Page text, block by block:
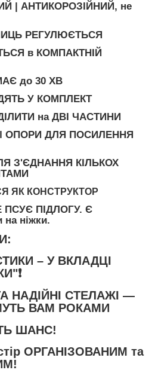
| АНТИКОРОЗІЙНИЙ, не
РЕГУЛЮЄТЬСЯ
в КОМПАКТНІЙ
до 30 ХВ
У КОМПЛЕКТ
наДВІ ЧАСТИНИ
ОПОРИ ДЛЯ ПОСИЛЕННЯ
З'ЄДНАННЯ КІЛЬКОХ
ЯК КОНСТРУКТОР
ПСУЄ ПІДЛОГУ. Є
на ніжки.
– У ВКЛАДЦІ
НАДІЙНІ СТЕЛАЖІ —
ВАМ РОКАМИ
ШАНС!
ОРГАНІЗОВАНИМ та
!